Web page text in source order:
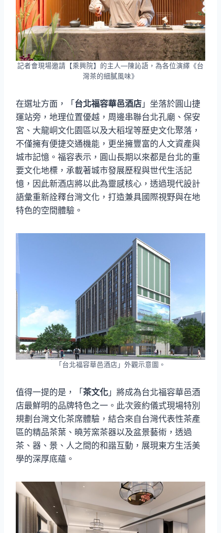
記者會現場邀請【乘興院】的主人—陳訫語，為各位演繹《台
灣茶的細膩風味》
在選址方面，「 台北福容華邑酒店 」坐落於圓山捷
運站旁，地理位置優越，周邊串聯台北孔廟、保安
宮、大龍峒文化園區以及大稻埕等歷史文化聚落，
不僅擁有便捷交通機能，更坐擁豐富的人文資產與
城市記憶。福容表示，圓山長期以來都是台北的重
要文化地標，承載著城市發展歷程與世代生活記
憶，因此新酒店將以此為靈感核心，透過現代設計
語彙重新詮釋台灣文化，打造兼具國際視野與在地
特色的空間體驗。
「台北福容華邑酒店」外觀示意圖。
值得一提的是，「 茶文化 」將成為台北福容華邑酒
店最鮮明的品牌特色之一。此次簽約儀式現場特別
規劃台灣文化茶席體驗，結合來自台灣代表性茶產
區的精品茶葉、曉芳窯茶器以及盆景藝術，透過
茶、器、景、人之間的和諧互動，展現東方生活美
學的深厚底蘊。